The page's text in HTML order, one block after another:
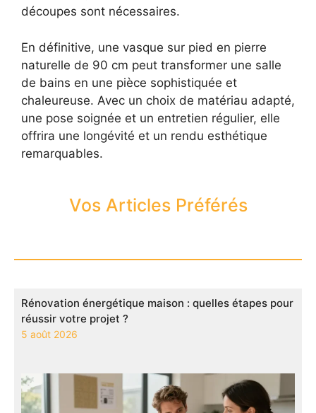
découpes sont nécessaires.
En définitive, une vasque sur pied en pierre
naturelle de 90 cm peut transformer une salle
de bains en une pièce sophistiquée et
chaleureuse. Avec un choix de matériau adapté,
une pose soignée et un entretien régulier, elle
offrira une longévité et un rendu esthétique
remarquables.
Vos Articles Préférés
Rénovation énergétique maison : quelles étapes pour
réussir votre projet ?
5 août 2026